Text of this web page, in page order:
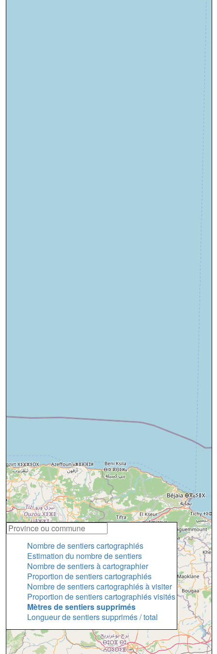
Nombre de sentiers cartographiés
Estimation du nombre de sentiers
Nombre de sentiers à cartographier
Proportion de sentiers cartographiés
Nombre de sentiers cartographiés à visiter
Proportion de sentiers cartographiés visités
Mètres de sentiers supprimés
Longueur de sentiers supprimés / total